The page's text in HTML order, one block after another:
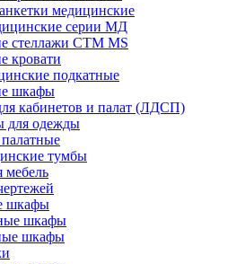
медицинские
серии МД
стеллажи СТМ MS
кровати
подкатные
шкафы
кабинетов и палат (ЛДСП)
одежды
тумбы
мебель
шкафы
шкафы
шкафы